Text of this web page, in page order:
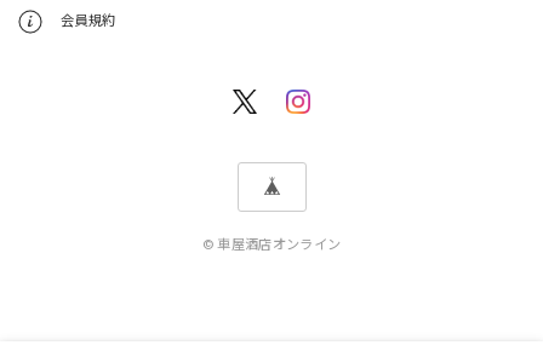
会員規約
© 車屋酒店オンライン